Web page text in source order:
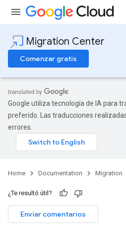
Migration Center
Comenzar gratis
Google utiliza tecnología de IA para
preferido. Las traducciones
errores.
Home Documentation Migration
¿Te resultó útil?
Enviar comentarios